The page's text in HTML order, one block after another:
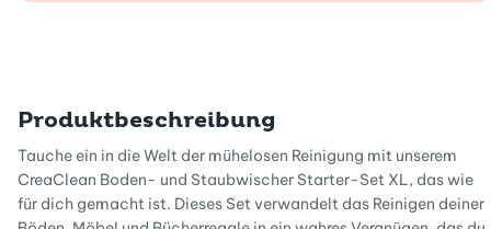
Produktbeschreibung
Tauche ein in die Welt der mühelosen Reinigung mit unserem
CreaClean Boden- und Staubwischer Starter-Set XL, das wie
für dich gemacht ist. Dieses Set verwandelt das Reinigen deiner